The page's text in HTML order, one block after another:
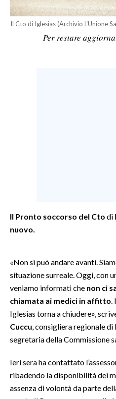
SPORT IN SARDEGNA
GOSSIP
SARDEGNA TURISMO
SARDI NEL MONDO
NOTIZIE
EVENTI
3 MINUTI CON
Il Cto di Iglesias (Archivio L'Unione
Per restare
Il Pronto soccorso del Cto di
nuovo.
«Non si può andare avanti.
situazione surreale. Oggi, con
veniamo informati che non ci
chiamata ai medici in affitto
Iglesias torna a chiudere»,
Cuccu , consigliera regionale di
segretaria della Commissione
Ieri sera ha contattato
ribadendo la disponibilità dei
assenza di volontà da parte